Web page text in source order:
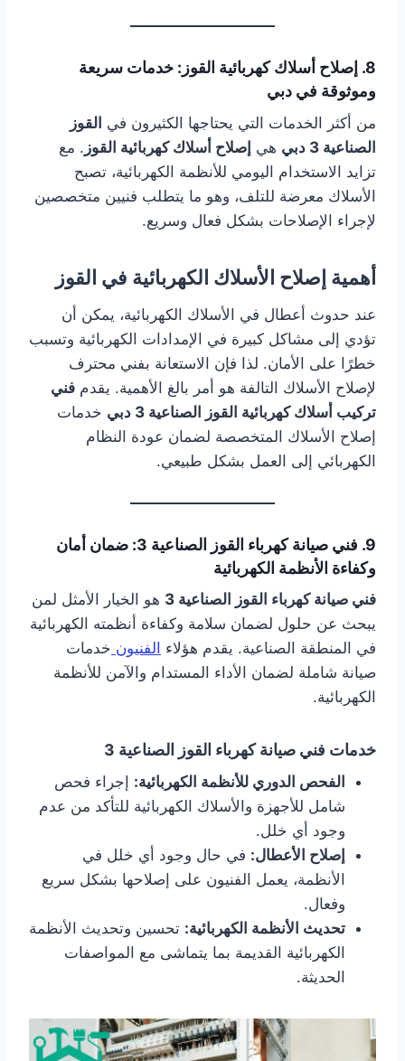
8. إصلاح أسلاك كهربائية القوز: خدمات سريعة
وموثوقة في دبي
من أكثر الخدمات التي يحتاجها الكثيرون في القوز
الصناعية 3 دبي
هي إصلاح أسلاك كهربائية القوز . مع
تزايد الاستخدام اليومي للأنظمة الكهربائية، تصبح
الأسلاك معرضة للتلف، وهو ما يتطلب فنيين متخصصين
لإجراء الإصلاحات بشكل فعال وسريع.
أهمية إصلاح الأسلاك الكهربائية في القوز
عند حدوث أعطال في الأسلاك الكهربائية، يمكن أن
تؤدي إلى مشاكل كبيرة في الإمدادات الكهربائية وتسبب
خطرًا على الأمان. لذا فإن الاستعانة بفني محترف
لإصلاح الأسلاك التالفة هو أمر بالغ الأهمية. يقدم فني
تركيب أسلاك كهربائية القوز الصناعية 3 دبي
خدمات
إصلاح الأسلاك المتخصصة لضمان عودة النظام
الكهربائي إلى العمل بشكل طبيعي.
9. فني صيانة كهرباء القوز الصناعية 3: ضمان أمان
وكفاءة الأنظمة الكهربائية
فني صيانة كهرباء القوز الصناعية 3
هو الخيار الأمثل لمن
يبحث عن حلول لضمان سلامة وكفاءة أنظمته الكهربائية
في المنطقة الصناعية. يقدم هؤلاء الفنيون خدمات
صيانة شاملة لضمان الأداء المستدام والآمن للأنظمة
الكهربائية.
خدمات فني صيانة كهرباء القوز الصناعية 3
الفحص الدوري للأنظمة الكهربائية: إجراء فحص
شامل للأجهزة والأسلاك الكهربائية للتأكد من عدم
وجود أي خلل.
إصلاح الأعطال: في حال وجود أي خلل في
الأنظمة، يعمل الفنيون على إصلاحها بشكل سريع
وفعال.
تحديث الأنظمة الكهربائية: تحسين وتحديث الأنظمة
الكهربائية القديمة بما يتماشى مع المواصفات
الحديثة.